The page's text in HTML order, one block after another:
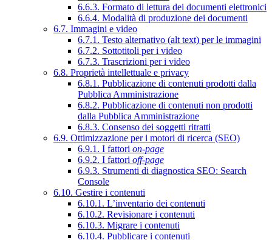
6.6.3. Formato di lettura dei documenti elettronici
6.6.4. Modalità di produzione dei documenti
6.7. Immagini e video
6.7.1. Testo alternativo (alt text) per le immagini
6.7.2. Sottotitoli per i video
6.7.3. Trascrizioni per i video
6.8. Proprietà intellettuale e privacy
6.8.1. Pubblicazione di contenuti prodotti dalla
Pubblica Amministrazione
6.8.2. Pubblicazione di contenuti non prodotti
dalla Pubblica Amministrazione
6.8.3. Consenso dei soggetti ritratti
6.9. Ottimizzazione per i motori di ricerca (SEO)
6.9.1. I fattori on-page
6.9.2. I fattori off-page
6.9.3. Strumenti di diagnostica SEO: Search
Console
6.10. Gestire i contenuti
6.10.1. L’inventario dei contenuti
6.10.2. Revisionare i contenuti
6.10.3. Migrare i contenuti
6.10.4. Pubblicare i contenuti